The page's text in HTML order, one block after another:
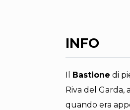
INFO
Il Bastione di
Riva del Garda,
quando era